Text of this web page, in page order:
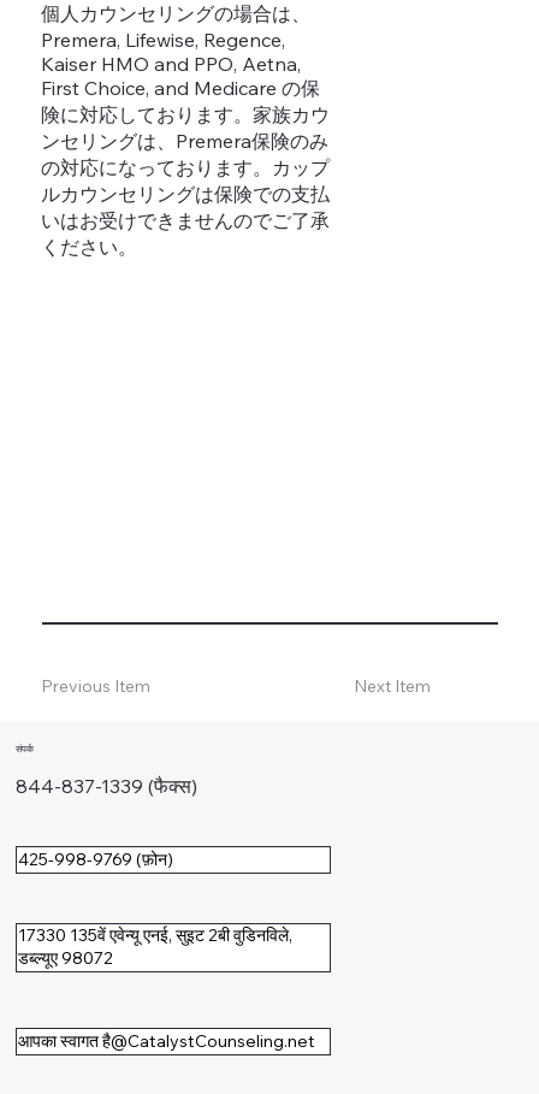
個人カウンセリングの場合は、
Premera, Lifewise, Regence,
Kaiser HMO and PPO, Aetna,
First Choice, and Medicare の保
険に対応しております。家族カウ
ンセリングは、Premera保険のみ
の対応になっております。カップ
ルカウンセリングは保険での支払
いはお受けできませんのでご了承
ください。
Previous Item Next Item
संपर्क
844-837-1339 (फैक्स)
425-998-9769 (फ़ोन)
17330 135वें एवेन्यू एनई, सुइट 2बी वुडिनविले,
डब्ल्यूए 98072
आपका स्वागत है@CatalystCounseling.net